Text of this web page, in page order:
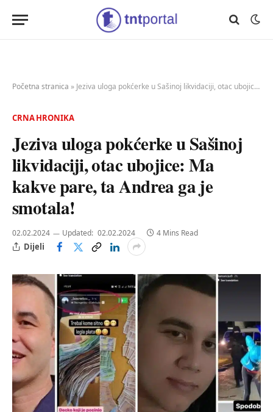
Početna stranica » Jeziva uloga pokćerke u Sašinoj likvidaciji, otac ubojice: Ma kakve pare, ta Andrea ga je smotala!
CRNA HRONIKA
Jeziva uloga pokćerke u Sašinoj
likvidaciji, otac ubojice: Ma
kakve pare, ta Andrea ga je
smotala!
02.02.2024 Updated: 02.02.2024 4 Mins Read
Dijeli